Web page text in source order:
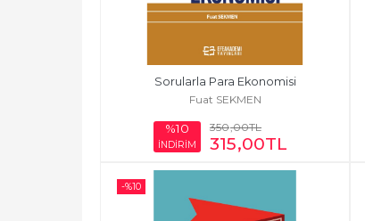
Sorularla Para Ekonomisi
Fuat SEKMEN
%10
İNDİRİM
350,00TL
315,00TL
-%10